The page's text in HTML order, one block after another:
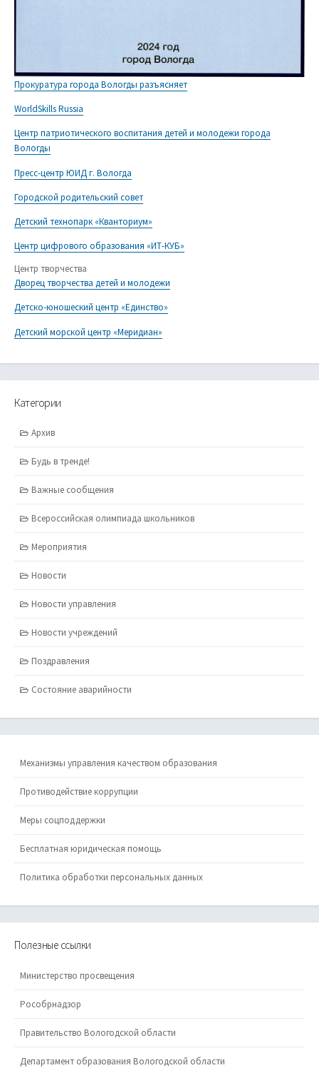
Прокуратура города Вологды разъясняет
WorldSkills Russia
Центр патриотического воспитания детей и молодежи города
Вологды
Пресс-центр ЮИД г. Вологда
Городской родительский совет
Детский технопарк «Кванториум»
Центр цифрового образования «ИТ-КУБ»
Центр творчества
Дворец творчества детей и молодежи
Детско-юношеский центр «Единство»
Детский морской центр «Меридиан»
Категории
Архив
Будь в тренде!
Важные сообщения
Всероссийская олимпиада школьников
Мероприятия
Новости
Новости управления
Новости учреждений
Поздравления
Состояние аварийности
Механизмы управления качеством образования
Противодействие коррупции
Меры соцподдержки
Бесплатная юридическая помощь
Политика обработки персональных данных
Полезные ссылки
Министерство просвещения
Рособрнадзор
Правительство Вологодской области
Департамент образования Вологодской области